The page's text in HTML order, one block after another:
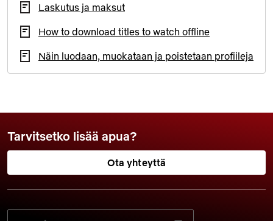
Laskutus ja maksut
How to download titles to watch offline
Näin luodaan, muokataan ja poistetaan profiileja
Tarvitsetko lisää apua?
Ota yhteyttä
VALITSE HALUAMASI KIELI: